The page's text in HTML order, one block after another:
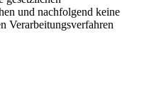
und nachfolgend keine
Verarbeitungsverfahren